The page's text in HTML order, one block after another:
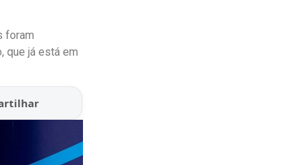
foram
que já está em